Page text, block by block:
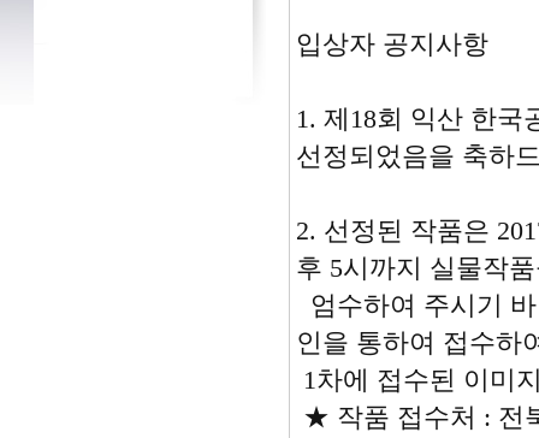
입상자 공지사항
1. 제18회 익산 한국
선정되었음을 축하
2. 선정된 작품은
후 5시까지 실물작
엄수하여 주시기
인을 통하여 접수
1차에 접수된 이미
★ 작품 접수처 : 전